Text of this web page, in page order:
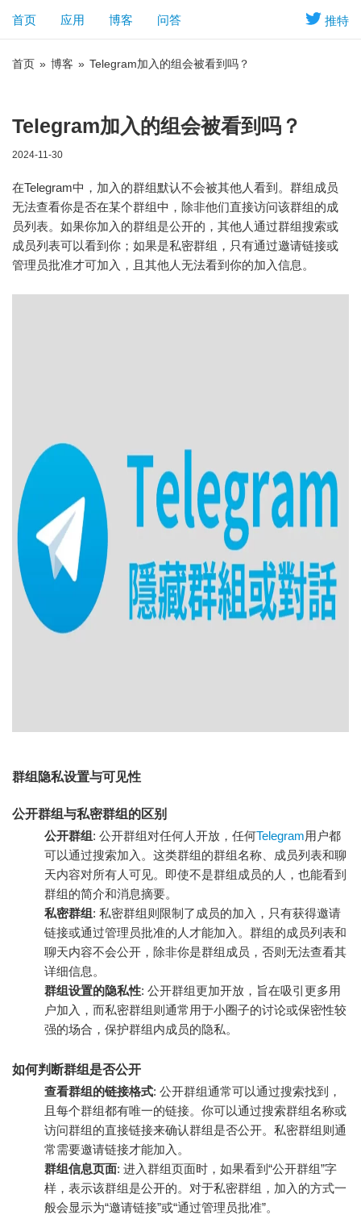
推特
首页 应用 博客 问答
首页 » 博客 » Telegram加入的组会被看到吗？
Telegram加入的组会被看到吗？
2024-11-30
在Telegram中，加入的群组默认不会被其他人看到。群组成员
无法查看你是否在某个群组中，除非他们直接访问该群组的成
员列表。如果你加入的群组是公开的，其他人通过群组搜索或
成员列表可以看到你；如果是私密群组，只有通过邀请链接或
管理员批准才可加入，且其他人无法看到你的加入信息。
群组隐私设置与可见性
公开群组与私密群组的区别
公开群组: 公开群组对任何人开放，任何Telegram用户都
可以通过搜索加入。这类群组的群组名称、成员列表和聊
天内容对所有人可见。即使不是群组成员的人，也能看到
群组的简介和消息摘要。
私密群组: 私密群组则限制了成员的加入，只有获得邀请
链接或通过管理员批准的人才能加入。群组的成员列表和
聊天内容不会公开，除非你是群组成员，否则无法查看其
详细信息。
群组设置的隐私性: 公开群组更加开放，旨在吸引更多用
户加入，而私密群组则通常用于小圈子的讨论或保密性较
强的场合，保护群组内成员的隐私。
如何判断群组是否公开
查看群组的链接格式: 公开群组通常可以通过搜索找到，
且每个群组都有唯一的链接。你可以通过搜索群组名称或
访问群组的直接链接来确认群组是否公开。私密群组则通
常需要邀请链接才能加入。
群组信息页面: 进入群组页面时，如果看到“公开群组”字
样，表示该群组是公开的。对于私密群组，加入的方式一
般会显示为“邀请链接”或“通过管理员批准”。